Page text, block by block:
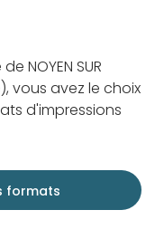
NOYEN SUR
vous avez le choix
d'impressions
formats